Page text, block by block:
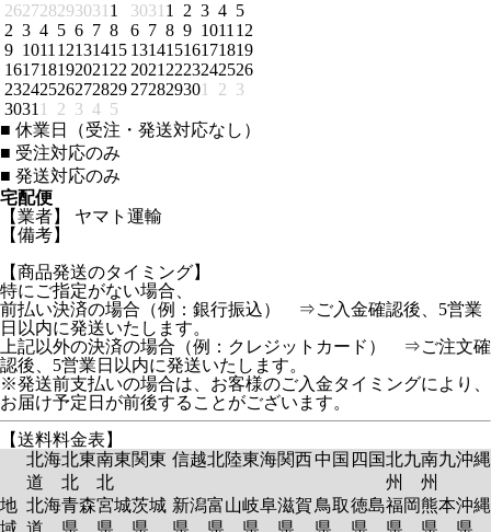
262728293031 1
2 3 4 5 6 7 8
9 1011 12131415
161718192021 22
23242526272829
3031 1 2 3 4 5
3031 1 2 3 4 5
6 7 8 9 1011 12
13141516171819
2021 2223242526
272829301 2 3
■ 休業日（受注・発送対応なし）
■ 受注対応のみ
■ 発送対応のみ
宅配便
【業者】 ヤマト運輸
【備考】
【商品発送のタイミング】
特にご指定がない場合、
前払い決済の場合（例：銀行振込） ⇒ご入金確認後、5営業
日以内に発送いたします。
上記以外の決済の場合（例：クレジットカード） ⇒ご注文確
認後、5営業日以内に発送いたします。
※発送前支払いの場合は、お客様のご入金タイミングにより、
お届け予定日が前後することがございます。
【送料料金表】
北海
道
北東
北
南東
北
関東 信越北陸東海関西中国 四国北九
州
南九
州
沖縄
地 北海青森宮城茨城 新潟富山岐阜滋賀 鳥取徳島福岡熊本沖縄